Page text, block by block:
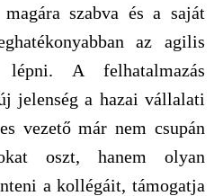
szabva és a saját
az agilis
lépni. A felhatalmazás
jelenség a hazai vállalati
vezető már nem csupán
oszt, hanem olyan
a kollégáit, támogatja